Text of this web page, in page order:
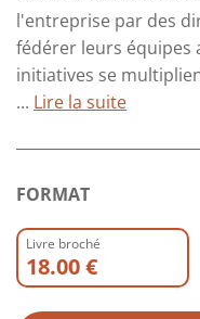
l'entreprise par des
fédérer leurs équipes
initiatives se
... Lire la suite
FORMAT
Livre broché
18.00 €